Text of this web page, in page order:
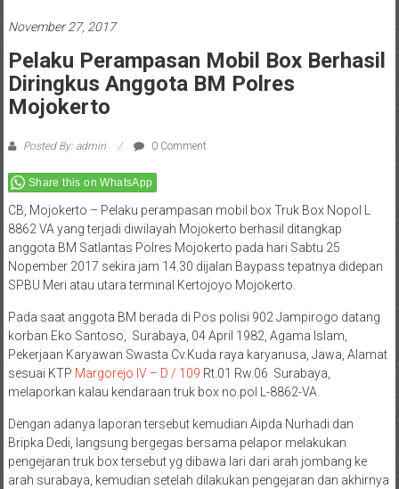
November 27, 2017
Pelaku Perampasan Mobil Box Berhasil
Diringkus Anggota BM Polres
Mojokerto
Posted By: admin 0 Comment
Share this on WhatsApp
CB, Mojokerto – Pelaku perampasan mobil box Truk Box Nopol L
8862 VA yang terjadi diwilayah Mojokerto berhasil ditangkap
anggota BM Satlantas Polres Mojokerto pada hari Sabtu 25
Nopember 2017 sekira jam 14.30 dijalan Baypass tepatnya didepan
SPBU Meri atau utara terminal Kertojoyo Mojokerto.
Pada saat anggota BM berada di Pos polisi 902 Jampirogo datang
korban Eko Santoso, Surabaya, 04 April 1982, Agama Islam,
Pekerjaan Karyawan Swasta Cv.Kuda raya karyanusa, Jawa, Alamat
sesuai KTP Margorejo IV – D / 109 Rt.01 Rw.06 Surabaya,
melaporkan kalau kendaraan truk box no.pol L-8862-VA.
Dengan adanya laporan tersebut kemudian Aipda Nurhadi dan
Bripka Dedi, langsung bergegas bersama pelapor melakukan
pengejaran truk box tersebut yg dibawa lari dari arah jombang ke
arah surabaya, kemudian setelah dilakukan pengejaran dan akhirnya